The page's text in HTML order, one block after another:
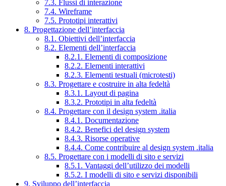
7.3. Flussi di interazione
7.4. Wireframe
7.5. Prototipi interattivi
8. Progettazione dell’interfaccia
8.1. Obiettivi dell’interfaccia
8.2. Elementi dell’interfaccia
8.2.1. Elementi di composizione
8.2.2. Elementi interattivi
8.2.3. Elementi testuali (microtesti)
8.3. Progettare e costruire in alta fedeltà
8.3.1. Layout di pagina
8.3.2. Prototipi in alta fedeltà
8.4. Progettare con il design system .italia
8.4.1. Documentazione
8.4.2. Benefici del design system
8.4.3. Risorse operative
8.4.4. Come contribuire al design system .italia
8.5. Progettare con i modelli di sito e servizi
8.5.1. Vantaggi dell’utilizzo dei modelli
8.5.2. I modelli di sito e servizi disponibili
9. Sviluppo dell’interfaccia